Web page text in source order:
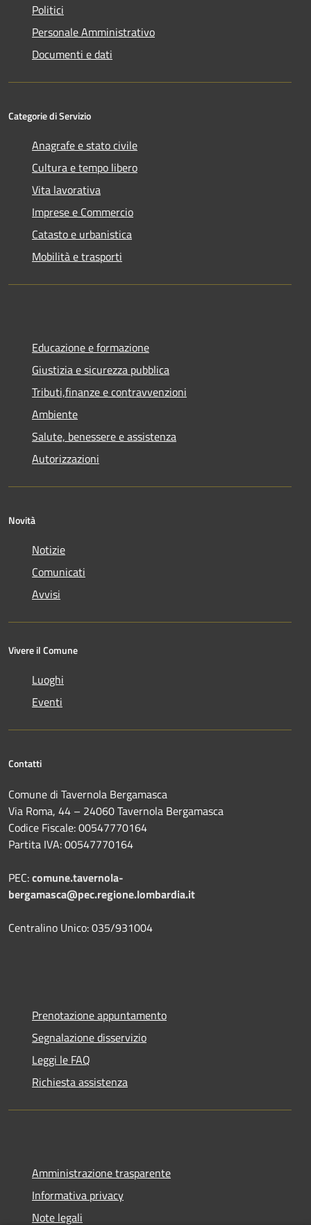
Politici
Personale Amministrativo
Documenti e dati
Categorie di Servizio
Anagrafe e stato civile
Cultura e tempo libero
Vita lavorativa
Imprese e Commercio
Catasto e urbanistica
Mobilità e trasporti
Educazione e formazione
Giustizia e sicurezza pubblica
Tributi,finanze e contravvenzioni
Ambiente
Salute, benessere e assistenza
Autorizzazioni
Novità
Notizie
Comunicati
Avvisi
Vivere il Comune
Luoghi
Eventi
Contatti
Comune di Tavernola Bergamasca
Via Roma, 44 – 24060 Tavernola Bergamasca
Codice Fiscale: 00547770164
Partita IVA: 00547770164
PEC:comune.tavernola-
bergamasca@pec.regione.lombardia.it
Centralino Unico: 035/931004
Prenotazione appuntamento
Segnalazione disservizio
Leggi le FAQ
Richiesta assistenza
Amministrazione trasparente
Informativa privacy
Note legali